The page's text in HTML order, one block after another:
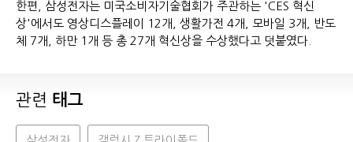
한편, 삼성전자는 미국소비자기술협회가 주관하는 'CES 혁신
상'에서도 영상디스플레이 12개, 생활가전 4개, 모바일 3개, 반도
체 7개, 하만 1개 등 총 27개 혁신상을 수상했다고 덧붙였다.
관련 태그